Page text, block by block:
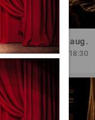
OPERA BRAȘOV ESTIVAL – ARMONII DE VARĂ - CVINTETUL VOCAL ANATOLY - CONCERT Dum, 30 aug.
18:30